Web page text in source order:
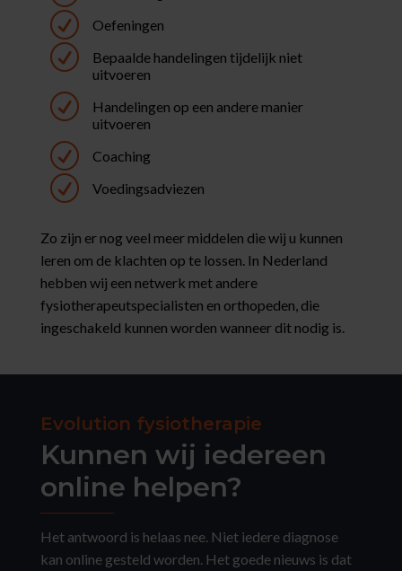
R Oefeningen
R
Bepaalde handelingen tijdelijk niet
uitvoeren
R
Handelingen op een andere manier
uitvoeren
R Coaching
R Voedingsadviezen
Zo zijn er nog veel meer middelen die wij u kunnen
leren om de klachten op te lossen. In Nederland
hebben wij een netwerk met andere
fysiotherapeutspecialisten en orthopeden, die
ingeschakeld kunnen worden wanneer dit nodig is.
Evolution fysiotherapie
Kunnen wij iedereen
online helpen?
Het antwoord is helaas nee. Niet iedere diagnose
kan online gesteld worden. Het goede nieuws is dat